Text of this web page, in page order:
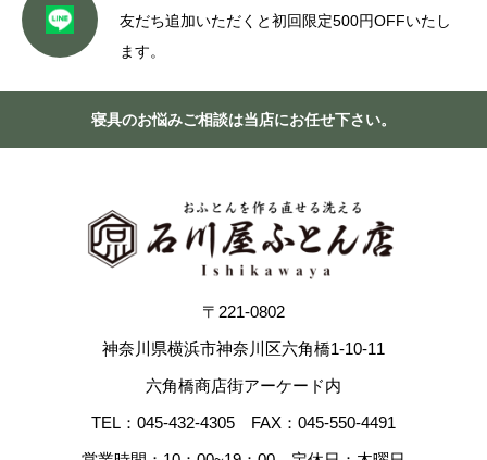
友だち追加いただくと初回限定500円OFFいたし
ます。
寝具のお悩みご相談は当店にお任せ下さい。
〒221-0802
神奈川県横浜市神奈川区六角橋1-10-11
六角橋商店街アーケード内
TEL：045-432-4305 FAX：045-550-4491